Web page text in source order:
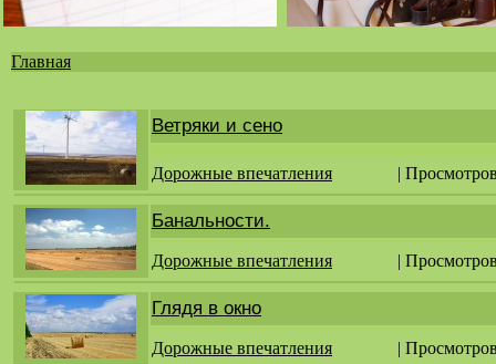
здесь
Главная
Ветряки и сено
Дорожные впечатления |
Банальности.
Дорожные впечатления |
Глядя в окно
Дорожные впечатления |